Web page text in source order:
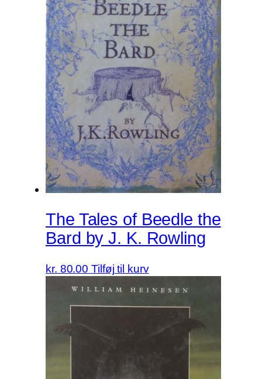
The Tales of Beedle the
Bard by J. K. Rowling
kr. 80.00 Tilføj til kurv